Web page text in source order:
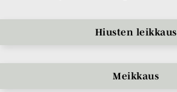
Hiusten leikkaus
Meikkaus